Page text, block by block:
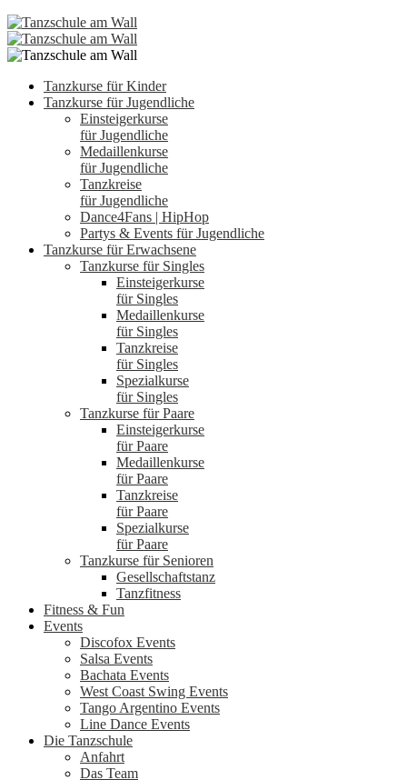
Tanzkurse für Kinder
Tanzkurse für Jugendliche
Einsteigerkurse
für Jugendliche
Medaillenkurse
für Jugendliche
Tanzkreise
für Jugendliche
Dance4Fans | HipHop
Partys & Events für Jugendliche
Tanzkurse für Erwachsene
Tanzkurse für Singles
Einsteigerkurse
für Singles
Medaillenkurse
für Singles
Tanzkreise
für Singles
Spezialkurse
für Singles
Tanzkurse für Paare
Einsteigerkurse
für Paare
Medaillenkurse
für Paare
Tanzkreise
für Paare
Spezialkurse
für Paare
Tanzkurse für Senioren
Gesellschaftstanz
Tanzfitness
Fitness & Fun
Events
Discofox Events
Salsa Events
Bachata Events
West Coast Swing Events
Tango Argentino Events
Line Dance Events
Die Tanzschule
Anfahrt
Das Team